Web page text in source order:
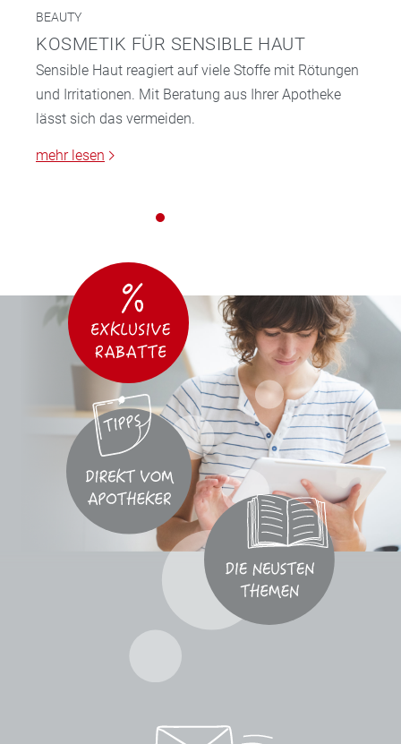
BEAUTY
KOSMETIK FÜR SENSIBLE HAUT
Sensible Haut reagiert auf viele Stoffe mit Rötungen
und Irritationen. Mit Beratung aus Ihrer Apotheke
lässt sich das vermeiden.
mehr lesen